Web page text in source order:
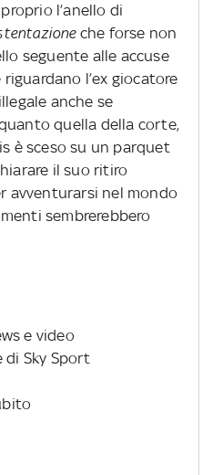
l’anello di
che forse non
seguente alle accuse
l’ex giocatore
anche se
quella della corte,
è sceso su un parquet
il suo ritiro
avventurarsi nel mondo
sembrerebbero
e video
di Sky Sport